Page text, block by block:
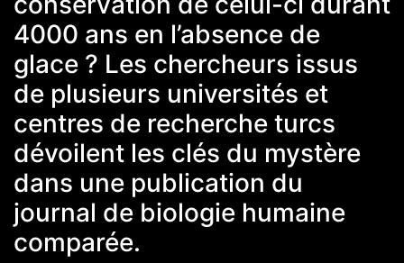
4000 ans en l’absence de
glace ? Les chercheurs issus
de plusieurs universités et
centres de recherche turcs
dévoilent les clés du mystère
dans une publication du
journal de biologie humaine
comparée.